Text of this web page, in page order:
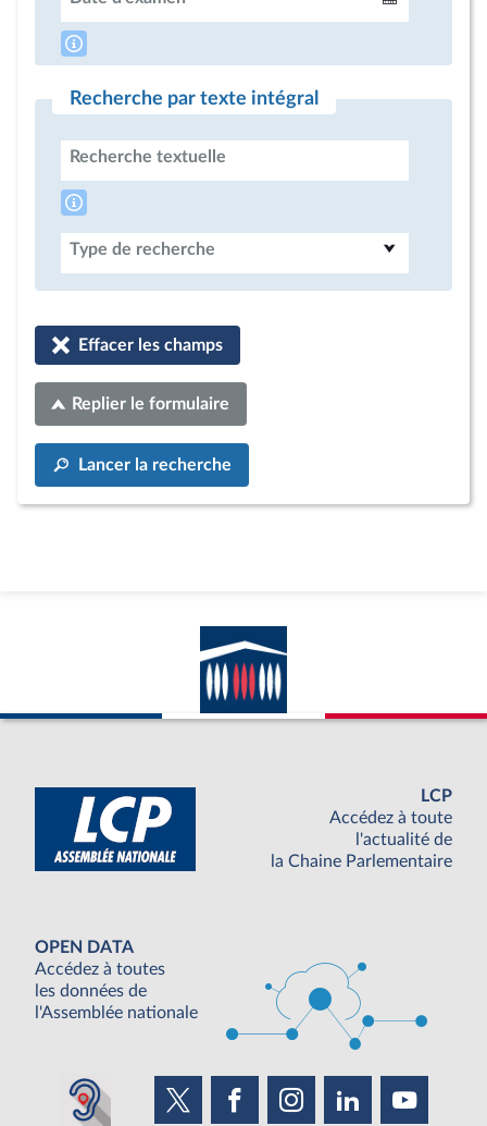
Recherche par texte intégral
Recherche textuelle
Type de recherche
Effacer les champs
Replier le formulaire
Lancer la recherche
LCP
Accédez à toute
l'actualité de
la Chaine Parlementaire
OPEN DATA
Accédez à toutes
les données de
l'Assemblée nationale